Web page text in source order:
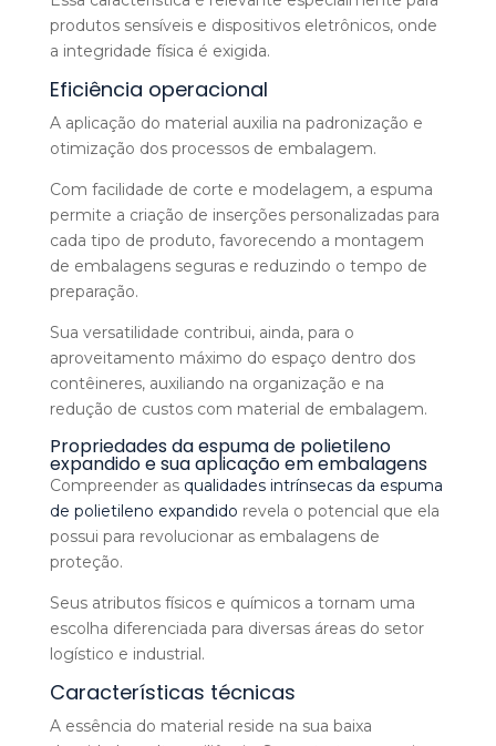
produtos sensíveis e dispositivos eletrônicos, onde
a integridade física é exigida.
Eficiência operacional
A aplicação do material auxilia na padronização e
otimização dos processos de embalagem.
Com facilidade de corte e modelagem, a espuma
permite a criação de inserções personalizadas para
cada tipo de produto, favorecendo a montagem
de embalagens seguras e reduzindo o tempo de
preparação.
Sua versatilidade contribui, ainda, para o
aproveitamento máximo do espaço dentro dos
contêineres, auxiliando na organização e na
redução de custos com material de embalagem.
Propriedades da espuma de polietileno
expandido e sua aplicação em embalagens
Compreender as qualidades intrínsecas da espuma
de polietileno expandido revela o potencial que ela
possui para revolucionar as embalagens de
proteção.
Seus atributos físicos e químicos a tornam uma
escolha diferenciada para diversas áreas do setor
logístico e industrial.
Características técnicas
A essência do material reside na sua baixa